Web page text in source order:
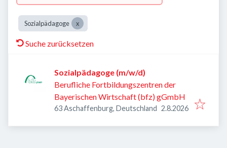
Sozialpädagoge
Suche zurücksetzen
Sozialpädagoge (m/w/d)
Berufliche Fortbildungszentren der
Bayerischen Wirtschaft (bfz) gGmbH
63 Aschaffenburg, Deutschland Veröffentlicht
2.8.2026